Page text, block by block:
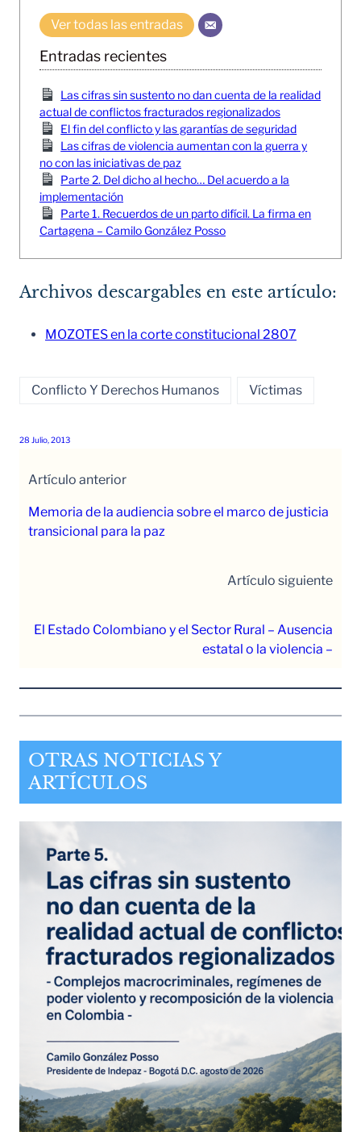
Ver todas las entradas
Entradas recientes
Las cifras sin sustento no dan cuenta de la realidad
actual de conflictos fracturados regionalizados
El fin del conflicto y las garantías de seguridad
Las cifras de violencia aumentan con la guerra y
no con las iniciativas de paz
Parte 2. Del dicho al hecho… Del acuerdo a la
implementación
Parte 1. Recuerdos de un parto difícil. La firma en
Cartagena – Camilo González Posso
Archivos descargables en este artículo:
MOZOTES en la corte constitucional 2807
Conflicto Y Derechos Humanos Víctimas
28 Julio, 2013
Artículo anterior
Memoria de la audiencia sobre el marco de justicia
transicional para la paz
Artículo siguiente
El Estado Colombiano y el Sector Rural – Ausencia
estatal o la violencia –
OTRAS NOTICIAS Y
ARTÍCULOS